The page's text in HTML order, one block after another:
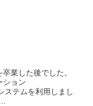
業した後でした。
ション
ステムを利用しまし